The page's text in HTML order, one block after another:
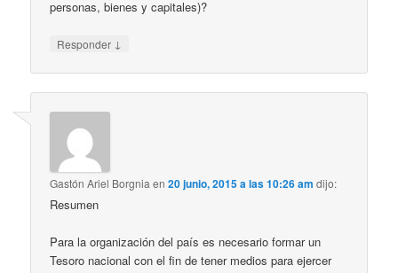
personas, bienes y capitales)?
Responder ↓
Gastón Ariel Borgnia en20 junio, 2015 a las 10:26 am dijo:
Resumen
Para la organización del país es necesario formar un
Tesoro nacional con el fin de tener medios para ejercer